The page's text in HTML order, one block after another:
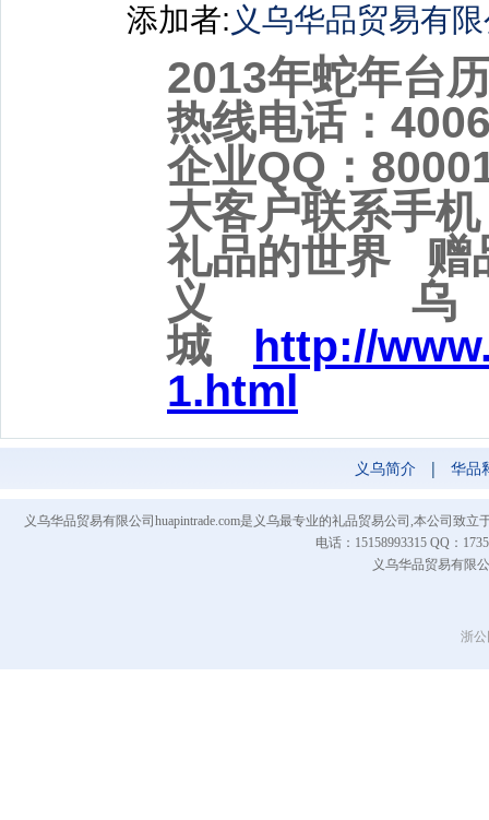
添加者: 义乌华品贸易有
2013年蛇年台
热线电话：
企业QQ：
大客户联系手
礼品的世界 赠
义
城
http://
1.html
义乌简介 | 华品
义乌华品贸易有限公司huapintrade.com是义乌最专业的礼品贸易公司,本公司致
电话：15158993315 QQ：
义乌华品贸易有限
浙公